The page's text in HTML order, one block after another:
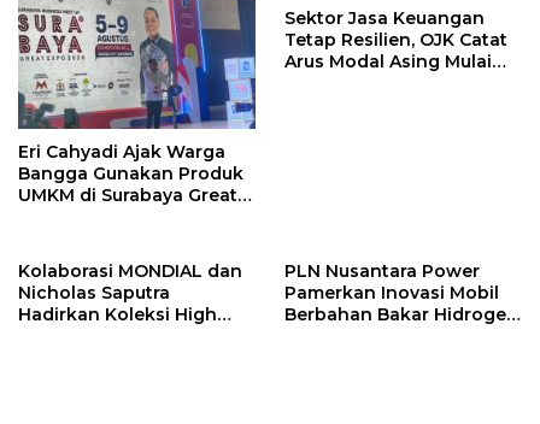
Eri Cahyadi Ajak Warga
Bangga Gunakan Produk
UMKM di Surabaya Great
Sektor Jasa Keuangan
Tetap Resilien, OJK Catat
Arus Modal Asing Mulai
Kolaborasi MONDIAL dan
Nicholas Saputra
Hadirkan Koleksi High
PLN Nusantara Power
Pamerkan Inovasi Mobil
Berbahan Bakar Hidrogen